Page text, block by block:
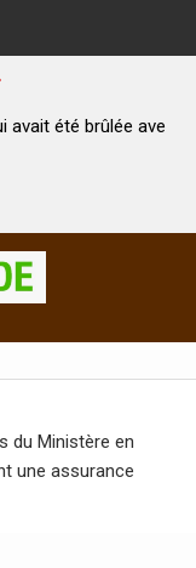
avec son bébé par
du Ministère en
une assurance